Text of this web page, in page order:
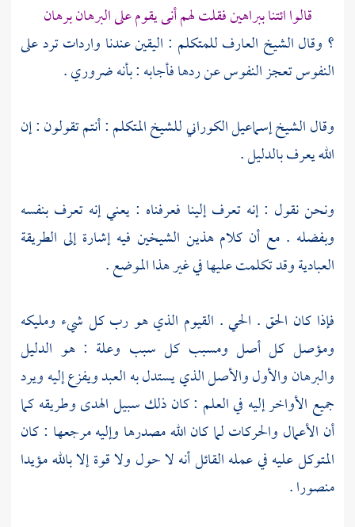
قالوا ائتنا ببراهين فقلت لهم أنى يقوم على البرهان برهان
؟ وقال الشيخ العارف للمتكلم : اليقين عندنا واردات ترد على
النفوس تعجز النفوس عن ردها فأجابه : بأنه ضروري .
وقال الشيخإسماعيل الكورانيللشيخ المتكلم : أنتم تقولون : إن
الله يعرف بالدليل .
ونحن نقول : إنه تعرف إلينا فعرفناه : يعني إنه تعرف بنفسه
وبفضله . مع أن كلام هذين الشيخين فيه إشارة إلى الطريقة
العبادية وقد تكلمت عليها في غير هذا الموضع .
فإذا كان الحق . الحي . القيوم الذي هو رب كل شيء ومليكه
ومؤصل كل أصل ومسبب كل سبب وعلة : هو الدليل
والبرهان والأول والأصل الذي يستدل به العبد ويفزع إليه ويرد
جميع الأواخر إليه في العلم : كان ذلك سبيل الهدى وطريقه كما
أن الأعمال والحركات لما كان الله مصدرها وإليه مرجعها : كان
المتوكل عليه في عمله القائل أنه لا حول ولا قوة إلا بالله مؤيدا
منصورا .